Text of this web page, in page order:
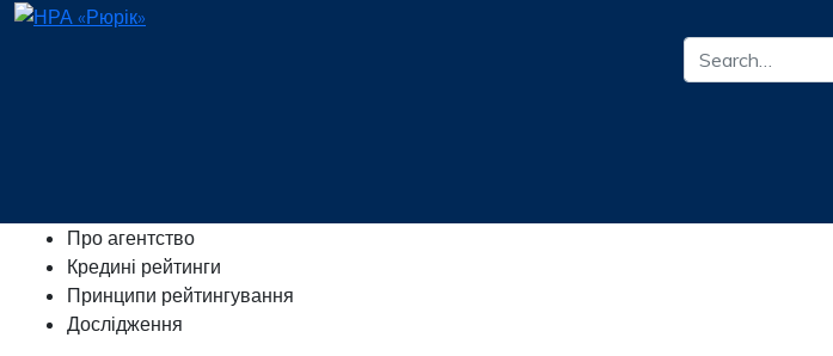
Про агентство
Кредині рейтинги
Принципи рейтингування
Дослідження